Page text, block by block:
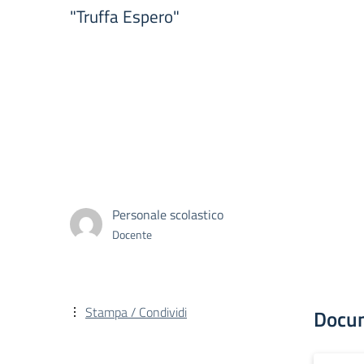
"Truffa Espero"
Personale scolastico
Docente
Stampa / Condividi